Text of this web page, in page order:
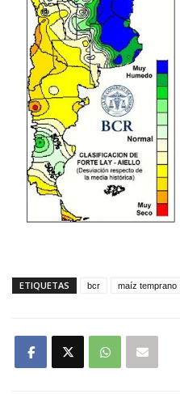
ETIQUETAS bcr maíz temprano